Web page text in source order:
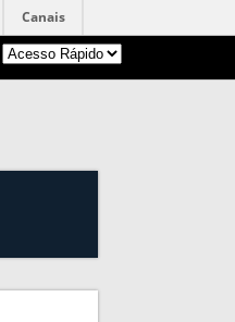
Canais